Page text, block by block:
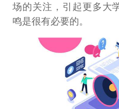
场的关注，引起更多大
鸣是很有必要的。